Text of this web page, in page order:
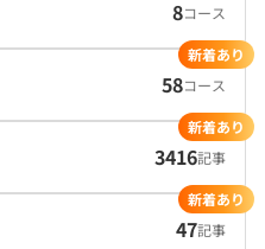
8コース
58コース
新着あり
3416記事
新着あり
47記事
新着あり